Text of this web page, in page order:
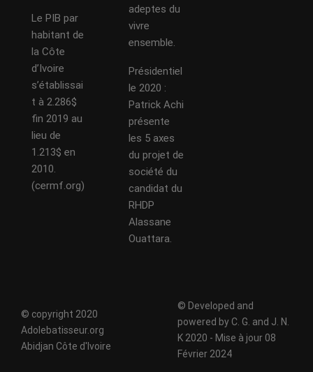
Le PIB par
habitant de
la Côte
d’Ivoire
s’établissai
t à 2.286$
fin 2019 au
lieu de
1.213$ en
2010.
(cermf.org)
adeptes du
vivre
ensemble.
Présidentiel
le 2020 :
Patrick Achi
présente
les 5 axes
du projet de
société du
candidat du
RHDP
Alassane
Ouattara.
© copyright 2020
Adolebatisseur.org
Abidjan Côte d'Ivoire
© Developed and
powered by C. G. and J. N.
K 2020 - Mise à jour 08
Février 2024